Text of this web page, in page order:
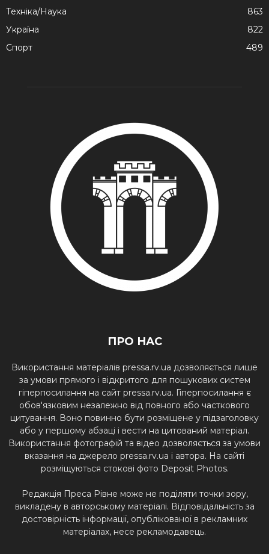
Техніка/Наука
863
Україна
822
Спорт
489
ПРО НАС
Використання матеріалів pressa.rv.ua дозволяється лише
за умови прямого і відкритого для пошукових систем
гіперпосилання на сайт pressa.rv.ua. Гіперпосилання є
обов'язковим незалежно від повного або часткового
цитування. Воно повинно бути розміщене у підзаголовку
або у першому абзаці і вести на цитований матеріал.
Використання фотографій та відео дозволяється за умови
вказання на джерело pressa.rv.ua і автора. На сайті
розміщуються стокові фото Deposit Photos.
Редакція Преса Рівне може не поділяти точки зору,
викладену в авторському матеріалі. Відповідальність за
достовірність інформації, опублікованої в рекламних
матеріалах, несе рекламодавець.